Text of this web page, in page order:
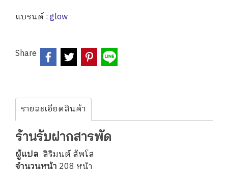
แบรนด์ :glow
Share
รายละเอียดสินค้า
ร้านรับฝากสารพัด
ผู้แปล สิริมนต์ สัพโส
จำนวนหน้า 208 หน้า